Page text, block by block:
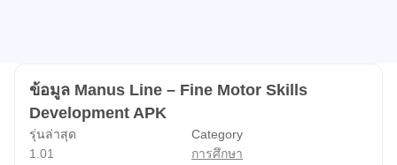
ข้อมูล Manus Line – Fine Motor Skills
Development APK
รุ่นล่าสุด
1.01
Category
การศึกษา